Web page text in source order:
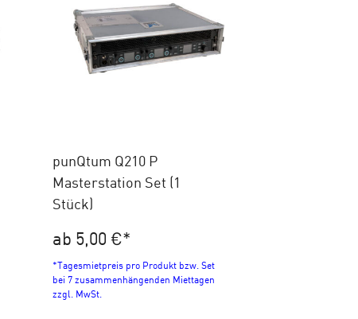
punQtum Q210 P
Masterstation Set (1
Stück)
ab 5,00 €*
*Tagesmietpreis pro Produkt bzw. Set
bei 7 zusammenhängenden Miettagen
zzgl. MwSt.